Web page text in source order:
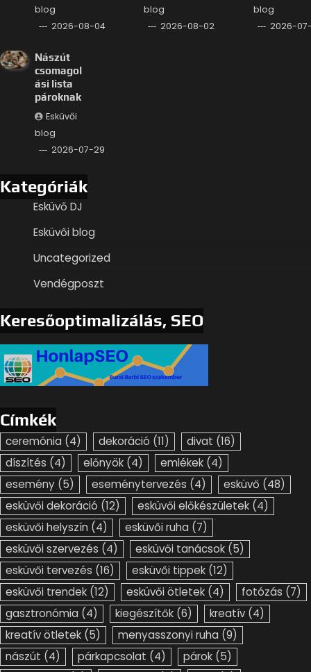
blog
2026-08-04
blog
2026-08-02
blog
2026-
Nászút
csomagol
ási lista
pároknak
Esküvői
blog
2026-07-29
Kategóriák
Esküvő DJ
Esküvői blog
Uncategorized
Vendégposzt
Keresőoptimalizálás, SEO
Címkék
ceremónia (4) dekoráció (11) divat (16)
díszítés (4) előnyök (4) emlékek (4)
esemény (5) eseménytervezés (4) esküvő (48)
esküvői dekoráció (12) esküvői előkészületek (4)
esküvői helyszín (4) esküvői ruha (7)
esküvői szervezés (4) esküvői tanácsok (5)
esküvői tervezés (16) esküvői tippek (12)
esküvői trendek (12) esküvői ötletek (4) fotózás (7)
gasztronómia (4) kiegészítők (6) kreatív (4)
kreatív ötletek (5) menyasszonyi ruha (9)
nászút (4) párkapcsolat (4) párok (5)